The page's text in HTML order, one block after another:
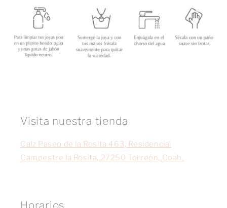
Visita nuestra tienda
Calz Paseo de la Rosita 463, Residencial
Campestre la Rosita, 27250 Torreón, Coah.
Horarios